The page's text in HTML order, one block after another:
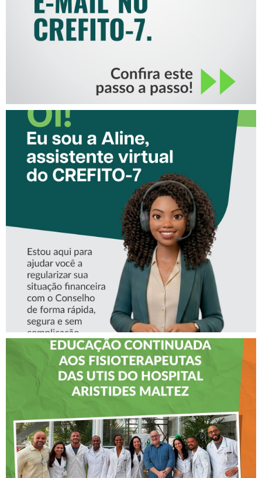
CONHEÇA A ‘ALINE’,
ASSISTENTE VIRTUAL DO
CREFITO-7
CREFITO-7 LEVA EDUCAÇÃO
CONTINUADA AOS
FISIOTERAPEUTAS DAS UTIs
DO HOSPITAL ARISTIDES
MALTEZ